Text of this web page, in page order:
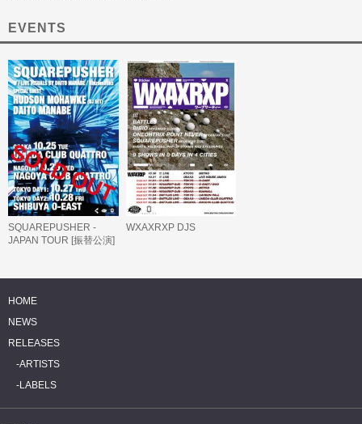
EVENTS
SQUAREPUSHER -
JAPAN TOUR [振替公演]
WXAXRXP DJS
HOME
NEWS
RELEASES
ARTISTS
LABELS